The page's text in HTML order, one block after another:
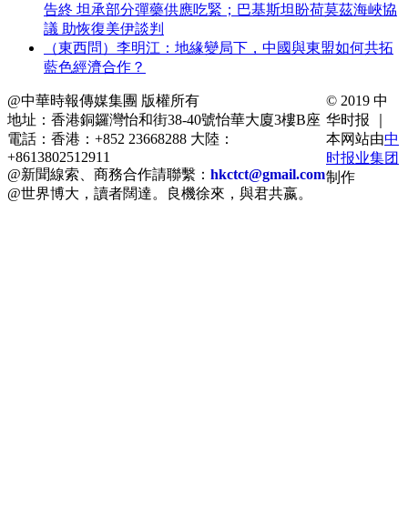
告終 坦承部分彈藥供應吃緊；巴基斯坦盼荷莫茲海峽協
議 助恢復美伊談判
（東西問）李明江：地緣變局下，中國與東盟如何共拓
藍色經濟合作？
@中華時報傳媒集團 版權所有
地址：香港銅鑼灣怡和街38-40號怡華大廈3樓B座
電話：香港：+852 23668288 大陸：
+8613802512911
@新聞線索、商務合作請聯繫： hkctct@gmail.com
@世界博大，讀者闊達。良機徐來，與君共嬴。
© 2019 中
华时报 ｜
本网站由中
时报业集团
制作